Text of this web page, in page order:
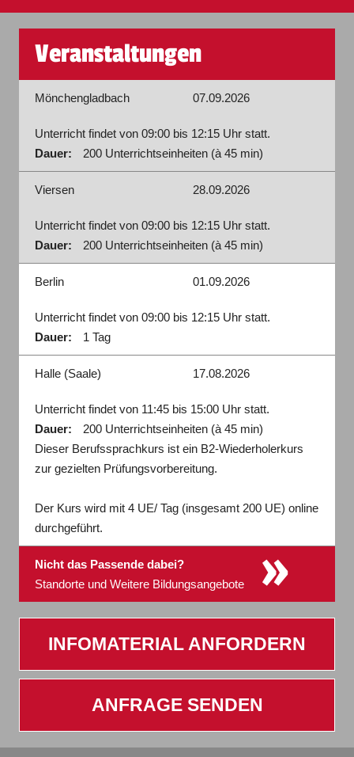
Veranstaltungen
Berlin 01.09.2026
Unterricht findet von 09:00 bis 12:15 Uhr statt.
Dauer:
1 Tag
Halle (Saale) 17.08.2026
Unterricht findet von 11:45 bis 15:00 Uhr statt.
Dauer:
200 Unterrichtseinheiten (à 45 min)
Dieser Berufssprachkurs ist ein B2-Wiederholerkurs
zur gezielten Prüfungsvorbereitung.
Der Kurs wird mit 4 UE/ Tag (insgesamt 200 UE) online
durchgeführt.
Mönchengladbach 07.09.2026
Unterricht findet von 09:00 bis 12:15 Uhr statt.
Dauer:
200 Unterrichtseinheiten (à 45 min)
Viersen 28.09.2026
Unterricht findet von 09:00 bis 12:15 Uhr statt.
Dauer:
200 Unterrichtseinheiten (à 45 min)
Nicht das Passende dabei?
Standorte und Weitere Bildungsangebote
»
INFOMATERIAL ANFORDERN
ANFRAGE SENDEN